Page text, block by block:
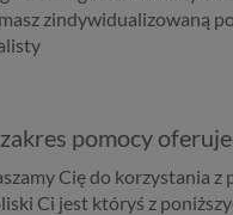
zindywidualizowaną
pomocy
Cię do korzystania z
Ci jest któryś z
danych
serwisu Psychorada.pl i
mogą być również
innym podmiotom. W
przekazanie danych nie